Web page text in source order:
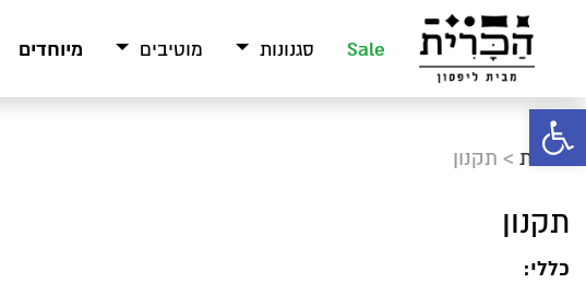
פתח סרגל נגישות
Sale סגנונות מוטיבים מיוחדים
הכרית > תקנון
תקנון
כללי: